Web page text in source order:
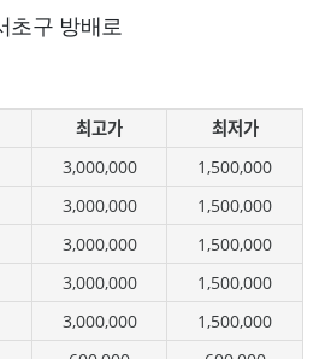
초구 방배로
최고가
최저가
3,000,000
1,500,000
3,000,000
1,500,000
3,000,000
1,500,000
3,000,000
1,500,000
3,000,000
1,500,000